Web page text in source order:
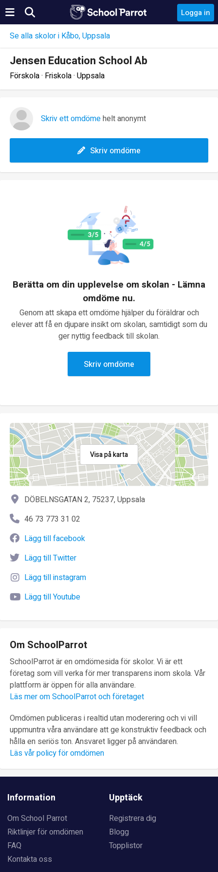
Logga in
Se alla skolor i Kåbo, Uppsala
Jensen Education School Ab
Förskola · Friskola · Uppsala
Skriv ett omdömehelt anonymt
Skriv omdöme
Berätta om din upplevelse om skolan - Lämna
omdöme nu.
Genom att skapa ett omdöme hjälper du föräldrar och
elever att få en djupare insikt om skolan, samtidigt som du
ger nyttig feedback till skolan.
Skriv omdöme
Visa på karta
DÖBELNSGATAN 2, 75237, Uppsala
46 73 773 31 02
Lägg till facebook
Lägg till Twitter
Lägg till instagram
Lägg till Youtube
Om SchoolParrot
SchoolParrot är en omdömesida för skolor. Vi är ett
företag som vill verka för mer transparens inom skola. Vår
plattform är öppen för alla användare.
Läs mer om SchoolParrot och företaget
Omdömen publiceras i realtid utan moderering och vi vill
uppmuntra våra användare att ge konstruktiv feedback och
hålla en seriös ton. Ansvaret ligger på användaren.
Läs vår policy för omdömen
Information
Om School Parrot
Riktlinjer för omdömen
FAQ
Kontakta oss
Upptäck
Registrera dig
Blogg
Topplistor